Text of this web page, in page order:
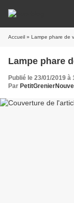
Accueil » Lampe phare de
Lampe phare
Publié le 23/01/2019 à
Par